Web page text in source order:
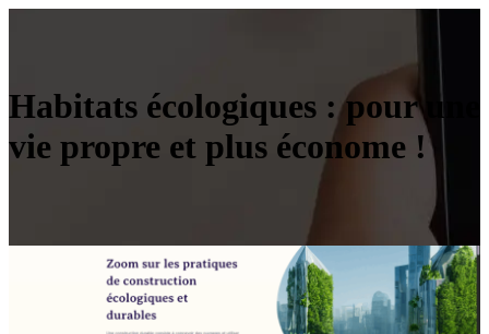
Habitats écologiques : pour une
vie propre et plus économe !